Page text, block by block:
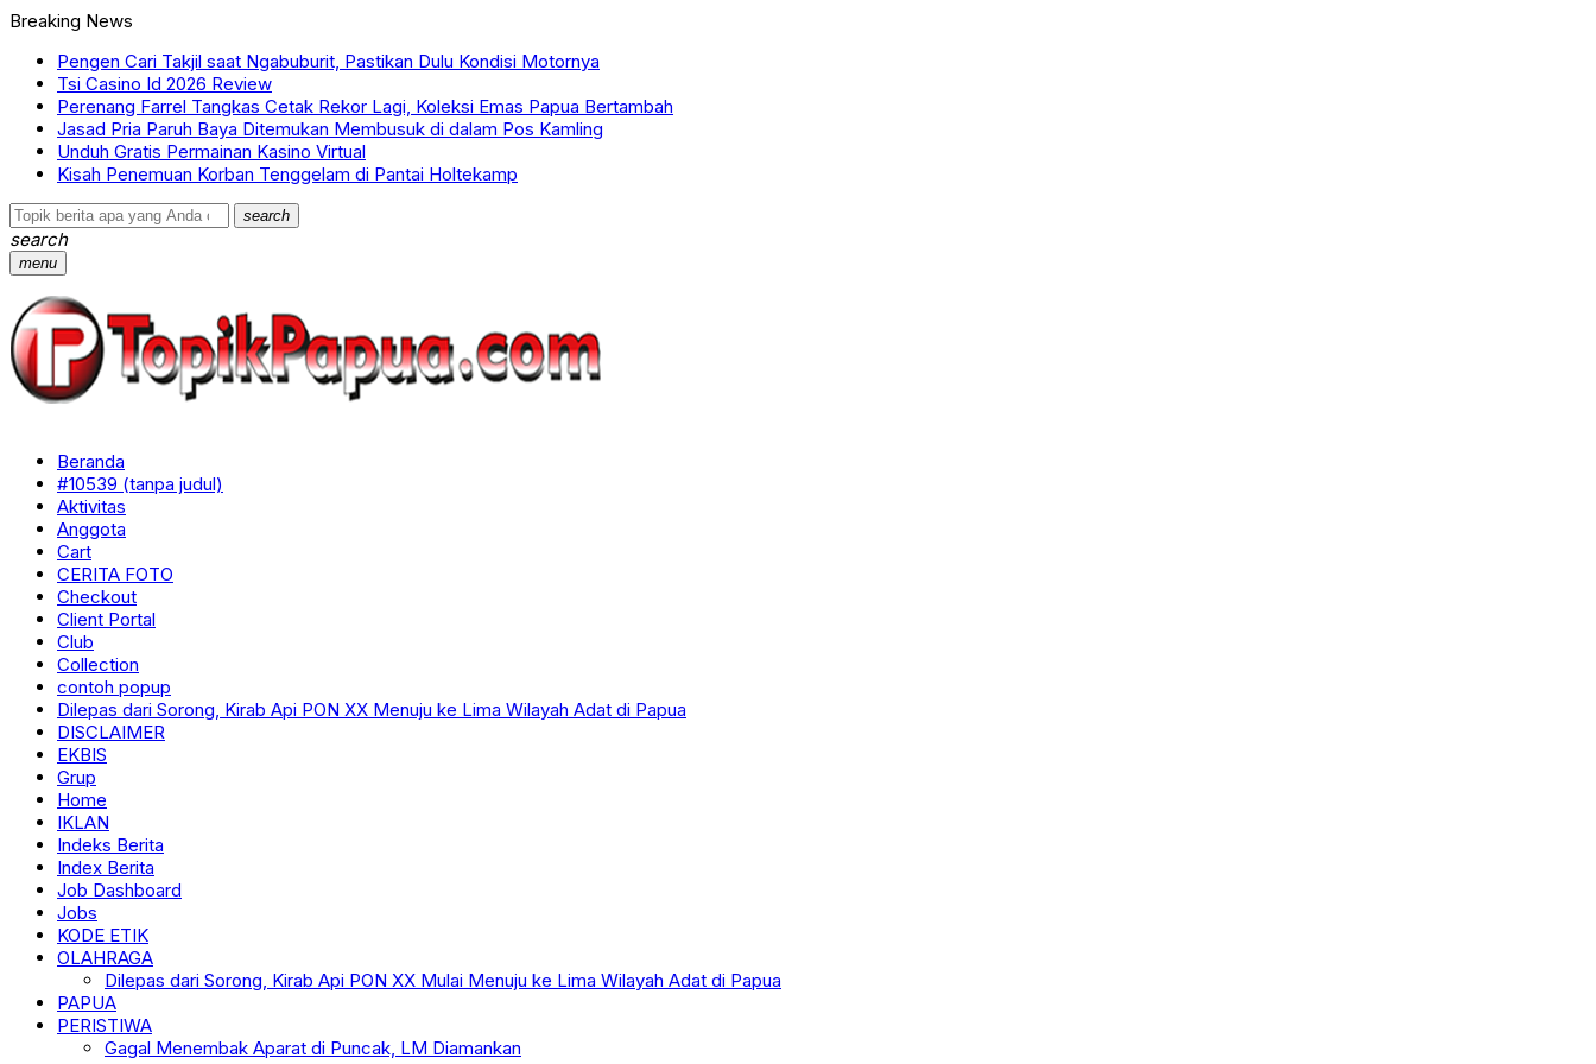
Breaking News
Pengen Cari Takjil saat Ngabuburit, Pastikan Dulu Kondisi Motornya
Tsi Casino Id 2026 Review
Perenang Farrel Tangkas Cetak Rekor Lagi, Koleksi Emas Papua Bertambah
Jasad Pria Paruh Baya Ditemukan Membusuk di dalam Pos Kamling
Unduh Gratis Permainan Kasino Virtual
Kisah Penemuan Korban Tenggelam di Pantai Holtekamp
search
search
menu
Beranda
#10539 (tanpa judul)
Aktivitas
Anggota
Cart
CERITA FOTO
Checkout
Client Portal
Club
Collection
contoh popup
Dilepas dari Sorong, Kirab Api PON XX Menuju ke Lima Wilayah Adat di Papua
DISCLAIMER
EKBIS
Grup
Home
IKLAN
Indeks Berita
Index Berita
Job Dashboard
Jobs
KODE ETIK
OLAHRAGA
Dilepas dari Sorong, Kirab Api PON XX Mulai Menuju ke Lima Wilayah Adat di Papua
PAPUA
PERISTIWA
Gagal Menembak Aparat di Puncak, LM Diamankan